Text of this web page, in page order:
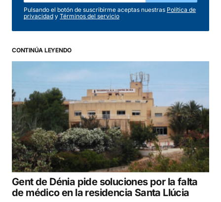
Pulsando el botón de suscribirme aceptas nuestras Política de
privacidad y Términos del servicio
CONTINÚA LEYENDO
Gent de Dénia pide soluciones por la falta
de médico en la residencia Santa Llúcia